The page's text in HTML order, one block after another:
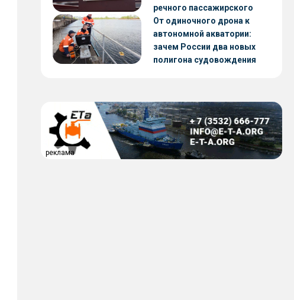
речного пассажирского
предприятия
От одиночного дрона к
автономной акватории:
зачем России два новых
полигона судовождения
реклама